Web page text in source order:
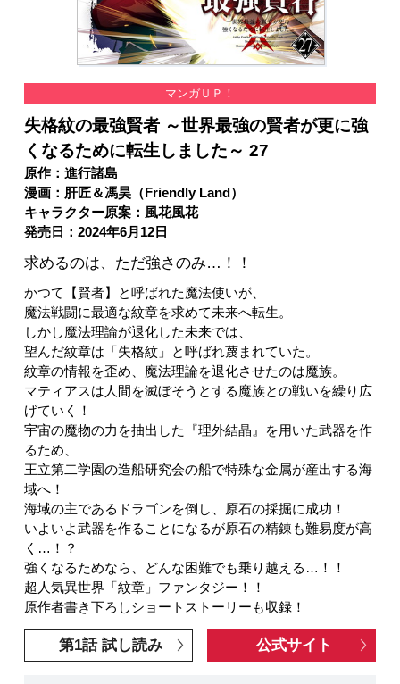
マンガＵＰ！
失格紋の最強賢者 ～世界最強の賢者が更に強
くなるために転生しました～ 27
原作：進行諸島
漫画：肝匠＆馮昊（Friendly Land）
キャラクター原案：風花風花
発売日：2024年6月12日
求めるのは、ただ強さのみ…！！
かつて【賢者】と呼ばれた魔法使いが、
魔法戦闘に最適な紋章を求めて未来へ転生。
しかし魔法理論が退化した未来では、
望んだ紋章は「失格紋」と呼ばれ蔑まれていた。
紋章の情報を歪め、魔法理論を退化させたのは魔族。
マティアスは人間を滅ぼそうとする魔族との戦いを繰り広
げていく！
宇宙の魔物の力を抽出した『理外結晶』を用いた武器を作
るため、
王立第二学園の造船研究会の船で特殊な金属が産出する海
域へ！
海域の主であるドラゴンを倒し、原石の採掘に成功！
いよいよ武器を作ることになるが原石の精錬も難易度が高
く…！？
強くなるためなら、どんな困難でも乗り越える…！！
超人気異世界「紋章」ファンタジー！！
原作者書き下ろしショートストーリーも収録！
第1話 試し読み 公式サイト